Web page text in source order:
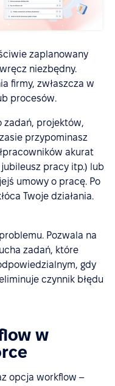
zaplanowany
niezbędny.
firmy, zwłaszcza w
procesów.
zadań, projektów,
przypominasz
akurat
pracy itp.) lub
umowy o pracę. Po
Twoje działania.
Pozwala na
zadań, które
gdy
czynnik błędu
w
opcja workflow –